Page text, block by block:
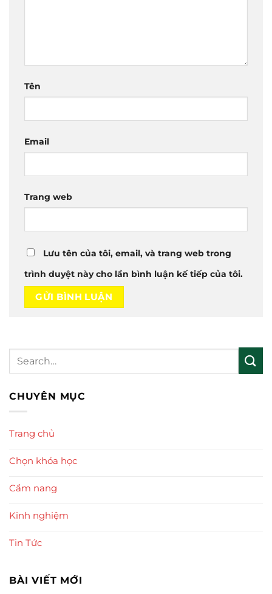
Tên
Email
Trang web
Lưu tên của tôi, email, và trang web trong
trình duyệt này cho lần bình luận kế tiếp của tôi.
CHUYÊN MỤC
Trang chủ
Chọn khóa học
Cẩm nang
Kinh nghiệm
Tin Tức
BÀI VIẾT MỚI